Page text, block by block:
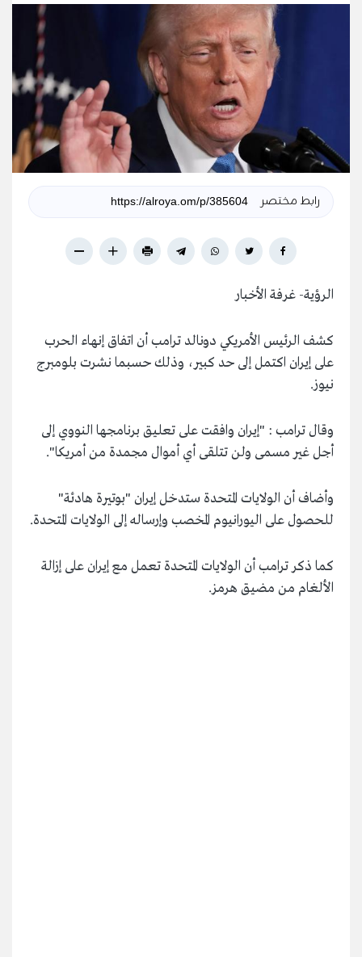
رابط مختصر
الرؤية- غرفة الأخبار
كشف الرئيس الأمريكي دونالد ترامب أن اتفاق إنهاء الحرب
على إيران اكتمل إلى حد كبير، وذلك حسبما نشرت بلومبرج
نيوز.
وقال ترامب : "إيران وافقت على تعليق برنامجها النووي إلى
أجل غير مسمى ولن تتلقى أي أموال مجمدة من أمريكا".
وأضاف أن الولايات المتحدة ستدخل إيران "بوتيرة هادئة"
للحصول على اليورانيوم المخصب وإرساله إلى الولايات المتحدة.
كما ذكر ترامب أن الولايات المتحدة تعمل مع إيران على إزالة
الألغام من مضيق هرمز.